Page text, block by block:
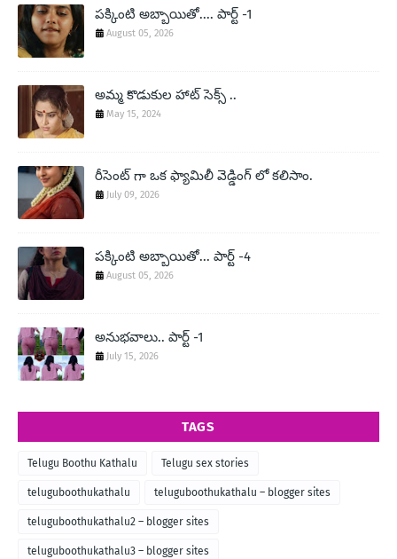
పక్కింటి అబ్బాయితో.... పార్ట్ -1
August 05, 2026
అమ్మ కొడుకుల హాట్ సెక్స్ ..
May 15, 2024
రీసెంట్ గా ఒక ఫ్యామిలీ వెడ్డింగ్ లో కలిసాం.
July 09, 2026
పక్కింటి అబ్బాయితో... పార్ట్ -4
August 05, 2026
అనుభవాలు.. పార్ట్ -1
July 15, 2026
TAGS
Telugu Boothu Kathalu Telugu sex stories
teluguboothukathalu teluguboothukathalu – blogger sites
teluguboothukathalu2 – blogger sites
teluguboothukathalu3 – blogger sites